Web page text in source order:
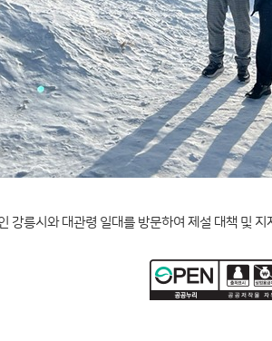
강릉시와 대관령 일대를 방문하여 제설 대책 및